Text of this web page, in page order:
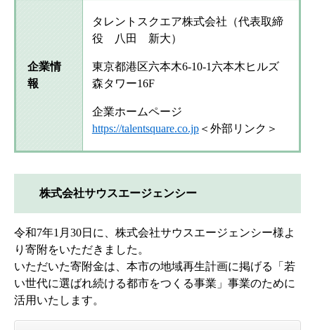
企業情
報
タレントスクエア株式会社（代表取締
役 八田 新大）
東京都港区六本木6-10-1六本木ヒルズ
森タワー16F
企業ホームページ
https://talentsquare.co.jp＜外部リンク＞
株式会社サウスエージェンシー
令和7年1月30日に、株式会社サウスエージェンシー様よ
り寄附をいただきました。
いただいた寄附金は、本市の地域再生計画に掲げる「若
い世代に選ばれ続ける都市をつくる事業」事業のために
活用いたします。